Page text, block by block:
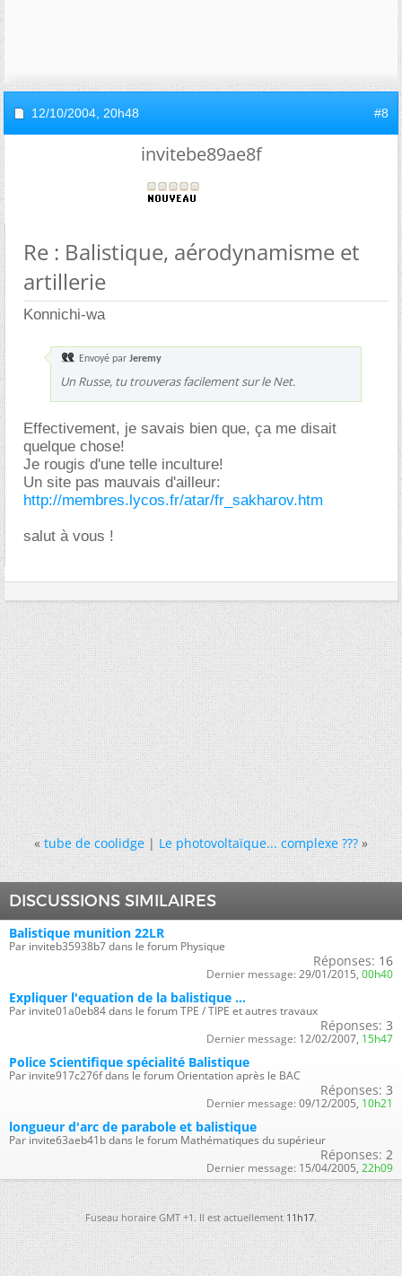
12/10/2004, 20h48 #8
invitebe89ae8f
Re : Balistique, aérodynamisme et
artillerie
Konnichi-wa
Envoyé par Jeremy
Un Russe, tu trouveras facilement sur le Net.
Effectivement, je savais bien que, ça me disait
quelque chose!
Je rougis d'une telle inculture!
Un site pas mauvais d'ailleur:
http://membres.lycos.fr/atar/fr_sakharov.htm
salut à vous !
« tube de coolidge|Le photovoltaïque... complexe ??? »
DISCUSSIONS SIMILAIRES
Balistique munition 22LR
Par inviteb35938b7 dans le forum Physique
Réponses: 16
Dernier message: 29/01/2015, 00h40
Expliquer l'equation de la balistique ...
Par invite01a0eb84 dans le forum TPE / TIPE et autres travaux
Réponses: 3
Dernier message: 12/02/2007, 15h47
Police Scientifique spécialité Balistique
Par invite917c276f dans le forum Orientation après le BAC
Réponses: 3
Dernier message: 09/12/2005, 10h21
longueur d'arc de parabole et balistique
Par invite63aeb41b dans le forum Mathématiques du supérieur
Réponses: 2
Dernier message: 15/04/2005, 22h09
Fuseau horaire GMT +1. Il est actuellement 11h17.